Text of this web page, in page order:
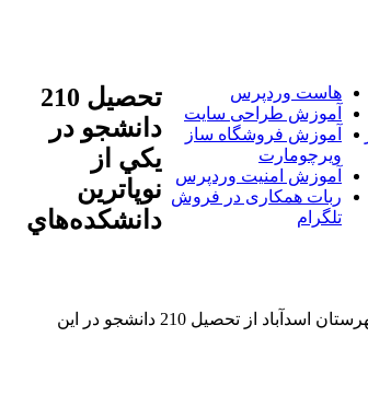
هاست وردپرس
آموزش طراحی سایت
آموزش فروشگاه ساز
ویرچومارت
آموزش امنیت وردپرس
ربات همکاری در فروش
تلگرام
تحصيل 210
دانشجو در
يکي از
نوپاترين
دانشکده‌هاي
خبرگزاری آریا-رئیس دانشکده علوم پزشکی شهرستان اسدآباد از تحصیل 210 دانشجو در این دانشکده خبر داد. خبرگزاری آریا-رئیس دانشکده علوم پزشکی شهرستان اسدآباد از تحصیل 210 دانشجو در این